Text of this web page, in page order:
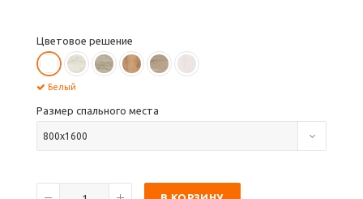
Цветовое решение
Белый
Размер спального места
800х1600